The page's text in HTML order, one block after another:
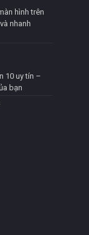
hình trên
nhanh
10 uy tín –
bạn